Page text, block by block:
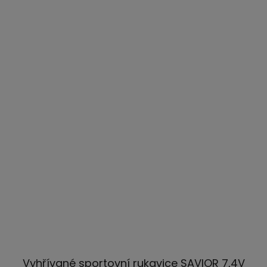
Vyhřívané sportovní rukavice SAVIOR 7,4V